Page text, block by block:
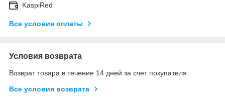
KaspiRed
Все условия оплаты
Условия возврата
Возврат товара в течение 14 дней за счет покупателя
Все условия возврата